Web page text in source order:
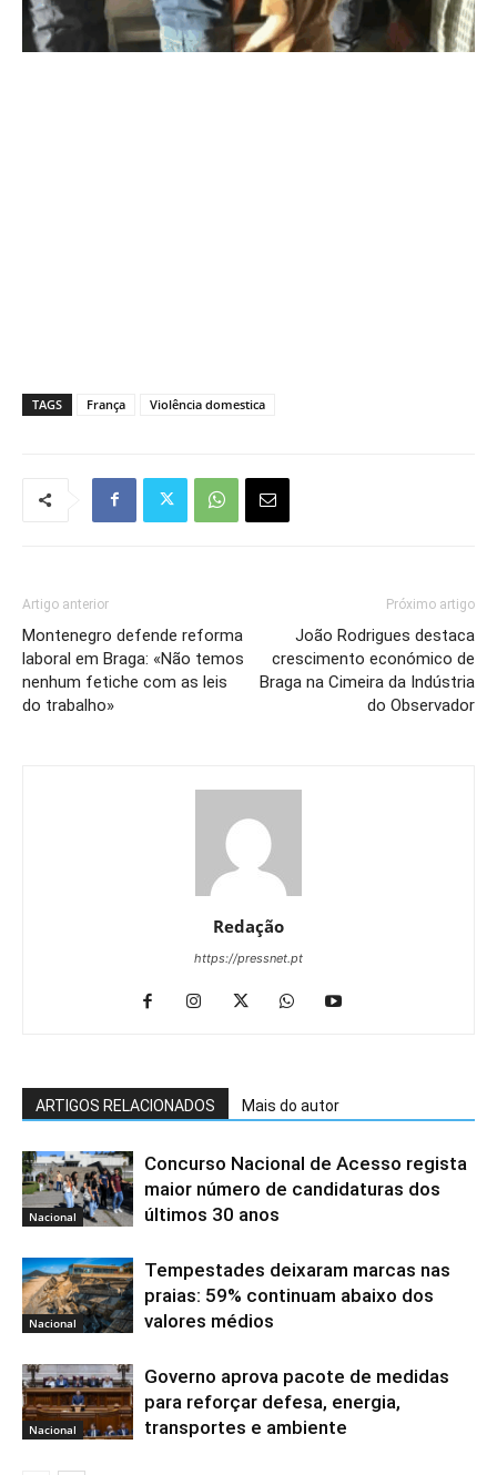
TAGS França Violência domestica
Artigo anterior
Montenegro defende reforma
laboral em Braga: «Não temos
nenhum fetiche com as leis
do trabalho»
Próximo artigo
João Rodrigues destaca
crescimento económico de
Braga na Cimeira da Indústria
do Observador
Redação
https://pressnet.pt
ARTIGOS RELACIONADOS Mais do autor
Nacional
Concurso Nacional de Acesso regista
maior número de candidaturas dos
últimos 30 anos
Nacional
Tempestades deixaram marcas nas
praias: 59% continuam abaixo dos
valores médios
Nacional
Governo aprova pacote de medidas
para reforçar defesa, energia,
transportes e ambiente